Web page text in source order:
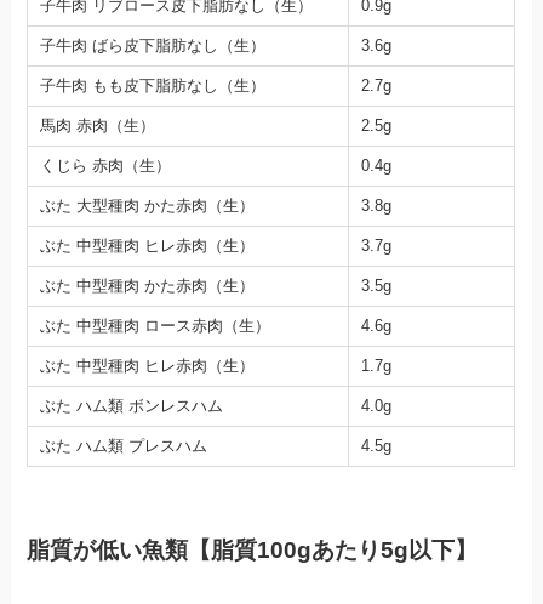
子牛肉 リブロース皮下脂肪なし（生） 0.9g
子牛肉 ばら皮下脂肪なし（生） 3.6g
子牛肉 もも皮下脂肪なし（生） 2.7g
馬肉 赤肉（生） 2.5g
くじら 赤肉（生） 0.4g
ぶた 大型種肉 かた赤肉（生） 3.8g
ぶた 中型種肉 ヒレ赤肉（生） 3.7g
ぶた 中型種肉 かた赤肉（生） 3.5g
ぶた 中型種肉 ロース赤肉（生） 4.6g
ぶた 中型種肉 ヒレ赤肉（生） 1.7g
ぶた ハム類 ボンレスハム 4.0g
ぶた ハム類 プレスハム 4.5g
脂質が低い魚類【脂質100gあたり5g以下】